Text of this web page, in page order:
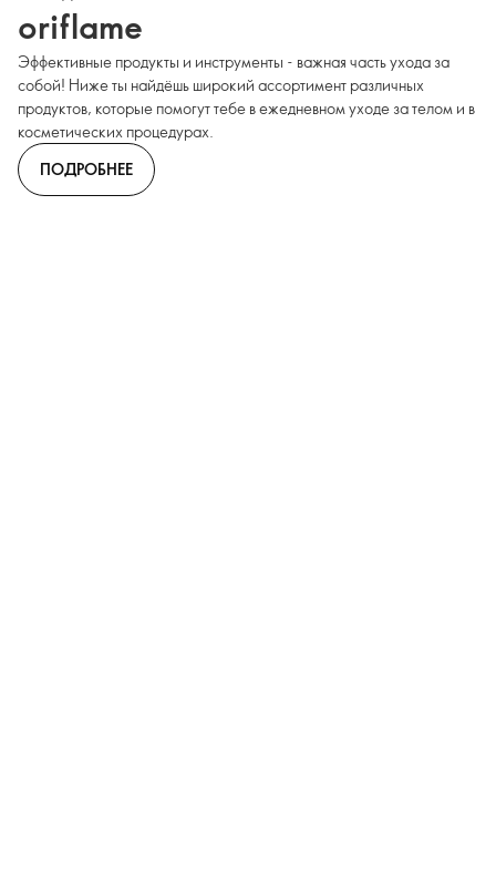
oriflame
Эффективные продукты и инструменты - важная часть ухода за
собой! Ниже ты найдёшь широкий ассортимент различных
продуктов, которые помогут тебе в ежедневном уходе за телом и в
косметических процедурах.
ПОДРОБНЕЕ